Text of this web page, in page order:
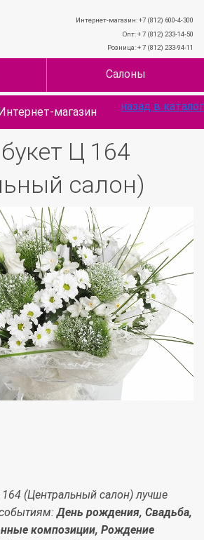
Интернет-магазин: +7 (812) 600-4-300
Опт: + 7 (812) 233-14-50
Розница: + 7 (812) 233-94-11
Салоны
Интернет-магазин
Ц 164
салон)
назад в каталог
(Центральный салон) лучше
День рождения, Свадьба,
композиции, Рождение